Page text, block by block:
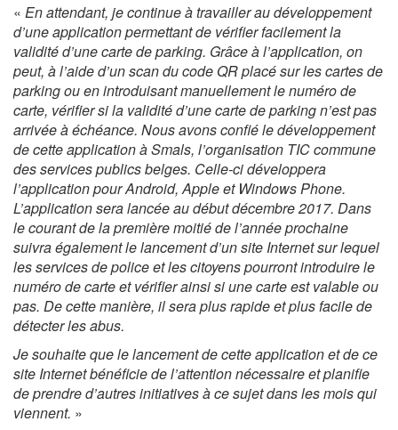
« En attendant, je continue à travailler au développement
d’une application permettant de vérifier facilement la
validité d’une carte de parking. Grâce à l’application, on
peut, à l’aide d’un scan du code QR placé sur les cartes de
parking ou en introduisant manuellement le numéro de
carte, vérifier si la validité d’une carte de parking n’est pas
arrivée à échéance. Nous avons confié le développement
de cette application à Smals, l’organisation TIC commune
des services publics belges. Celle-ci développera
l’application pour Android, Apple et Windows Phone.
L’application sera lancée au début décembre 2017. Dans
le courant de la première moitié de l’année prochaine
suivra également le lancement d’un site Internet sur lequel
les services de police et les citoyens pourront introduire le
numéro de carte et vérifier ainsi si une carte est valable ou
pas. De cette manière, il sera plus rapide et plus facile de
détecter les abus.
Je souhaite que le lancement de cette application et de ce
site Internet bénéficie de l’attention nécessaire et planifie
de prendre d’autres initiatives à ce sujet dans les mois qui
viennent. »